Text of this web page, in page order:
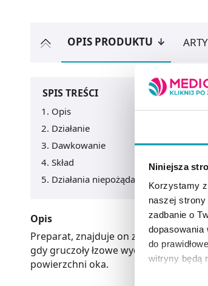
Niniejsza
Korzystamy
naszej strony
zadbanie o
dopasowania
do
witryny będą
OPIS PRODUKTU
SPIS TREŚCI
Opis
Działanie
Dawkowanie
Skład
Działania niepożądane
Opis
Preparat, znajduje on zastosowanie
gdy gruczoły łzowe wydzielają mniej
powierzchni oka.